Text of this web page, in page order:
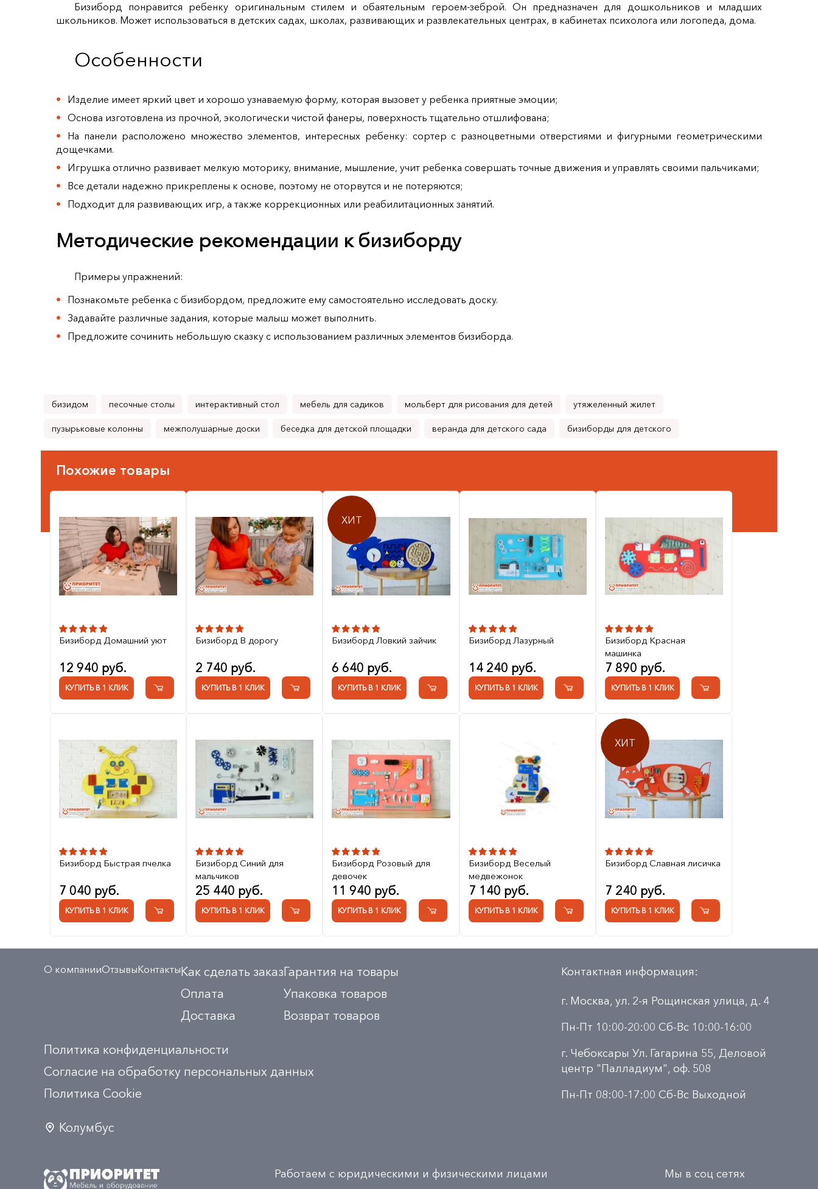
Бизиборд понравится ребенку оригинальным стилем и обаятельным героем-зеброй. Он предназначен для дошкольников и младших
школьников. Может использоваться в детских садах, школах, развивающих и развлекательных центрах, в кабинетах психолога или логопеда, дома.
Особенности
Изделие имеет яркий цвет и хорошо узнаваемую форму, которая вызовет у ребенка приятные эмоции;
Основа изготовлена из прочной, экологически чистой фанеры, поверхность тщательно отшлифована;
На панели расположено множество элементов, интересных ребенку: сортер с разноцветными отверстиями и фигурными геометрическими
дощечками.
Игрушка отлично развивает мелкую моторику, внимание, мышление, учит ребенка совершать точные движения и управлять своими пальчиками;
Все детали надежно прикреплены к основе, поэтому не оторвутся и не потеряются;
Подходит для развивающих игр, а также коррекционных или реабилитационных занятий.
Методические рекомендации к бизиборду
Примеры упражнений:
Познакомьте ребенка с бизибордом, предложите ему самостоятельно исследовать доску.
Задавайте различные задания, которые малыш может выполнить.
Предложите сочинить небольшую сказку с использованием различных элементов бизиборда.
бизидом песочные столы интерактивный стол мебель для садиков мольберт для рисования для детей утяжеленный жилет
пузырьковые колонны межполушарные доски беседка для детской площадки веранда для детского сада бизиборды для детского
Похожие товары
Бизиборд Домашний уют
12 940 руб.
КУПИТЬ В 1 КЛИК
Бизиборд В дорогу
2 740 руб.
КУПИТЬ В 1 КЛИК
ХИТ
Бизиборд Ловкий зайчик
6 640 руб.
КУПИТЬ В 1 КЛИК
Бизиборд Лазурный
14 240 руб.
КУПИТЬ В 1 КЛИК
Бизиборд Красная
машинка
7 890 руб.
КУПИТЬ В 1 КЛИК
Бизиборд Быстрая пчелка
7 040 руб.
КУПИТЬ В 1 КЛИК
Бизиборд Синий для
мальчиков
25 440 руб.
КУПИТЬ В 1 КЛИК
Бизиборд Розовый для
девочек
11 940 руб.
КУПИТЬ В 1 КЛИК
Бизиборд Веселый
медвежонок
7 140 руб.
КУПИТЬ В 1 КЛИК
ХИТ
Бизиборд Славная лисичка
7 240 руб.
КУПИТЬ В 1 КЛИК
О компанииОтзывыКонтактыКак сделать заказ
Оплата
Доставка
Гарантия на товары
Упаковка товаров
Возврат товаров
Политика конфиденциальности
Согласие на обработку персональных данных
Политика Сookie
Колумбус
Контактная информация:
г. Москва, ул. 2-я Рощинская улица, д. 4
Пн-Пт 10:00-20:00 Сб-Вс 10:00-16:00
г. Чебоксары Ул. Гагарина 55, Деловой
центр "Палладиум", оф. 508
Пн-Пт 08:00-17:00 Сб-Вс Выходной
Работаем с юридическими и физическими лицами Мы в соц сетях